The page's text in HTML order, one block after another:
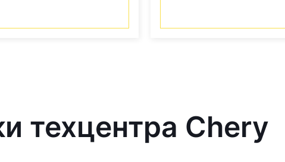
техцентра Chery